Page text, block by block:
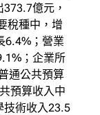
億元，
稅種中，增
6.4%；營業
；企業所
通公共預算
預算收入中
技術收入23.5